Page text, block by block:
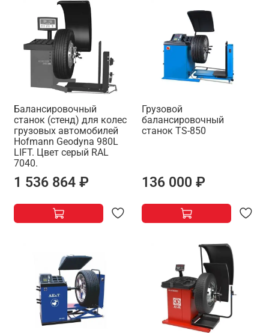
Балансировочный
станок (стенд) для колес
грузовых автомобилей
Hofmann Geodyna 980L
LIFT. Цвет серый RAL
7040.
1 536 864 ₽
Грузовой
балансировочный
станок TS-850
136 000 ₽